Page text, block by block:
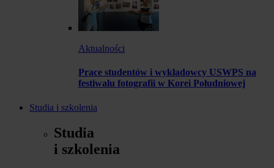
Aktualności
Prace studentów i wykładowcy USWPS na
festiwalu fotografii w Korei Południowej
Studia i szkolenia
Studia
i szkolenia